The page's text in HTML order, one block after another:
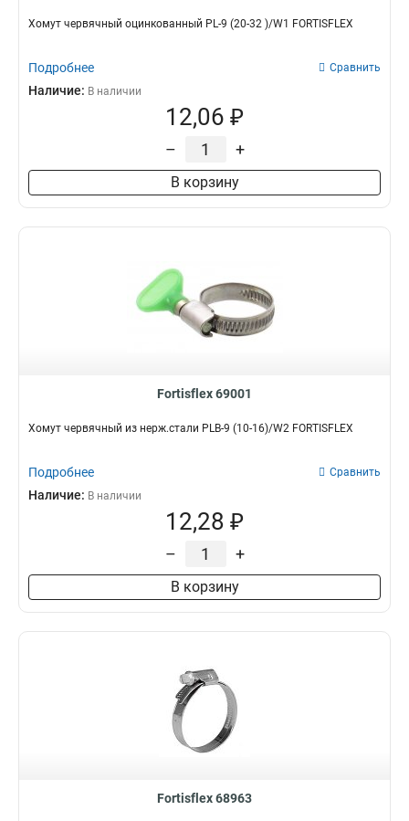
Хомут червячный оцинкованный PL-9 (20-32 )/W1 FORTISFLEX
Подробнее Сравнить
Наличие: В наличии
12,06 ₽
– +
В корзину
Fortisflex 69001
Хомут червячный из нерж.стали PLB-9 (10-16)/W2 FORTISFLEX
Подробнее Сравнить
Наличие: В наличии
12,28 ₽
– +
В корзину
Fortisflex 68963